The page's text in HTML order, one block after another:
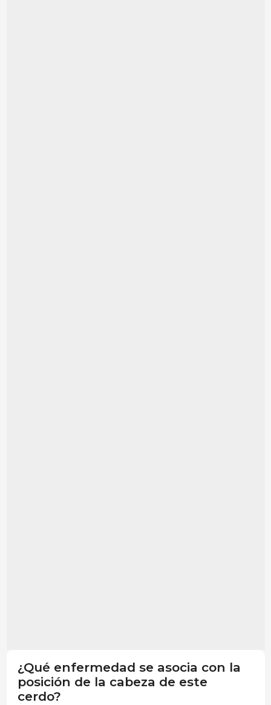
¿Qué enfermedad se asocia con la
posición de la cabeza de este
cerdo?